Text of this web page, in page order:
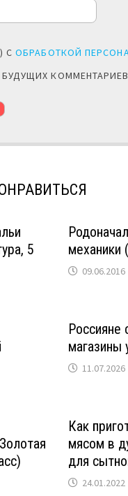
СОБРАБОТКОЙ
КОММЕНТАРИЕВ
5
механики
09.06.2016
Россияне
магазины
11.07.2026
Как
мясом в
для
24.01.2022